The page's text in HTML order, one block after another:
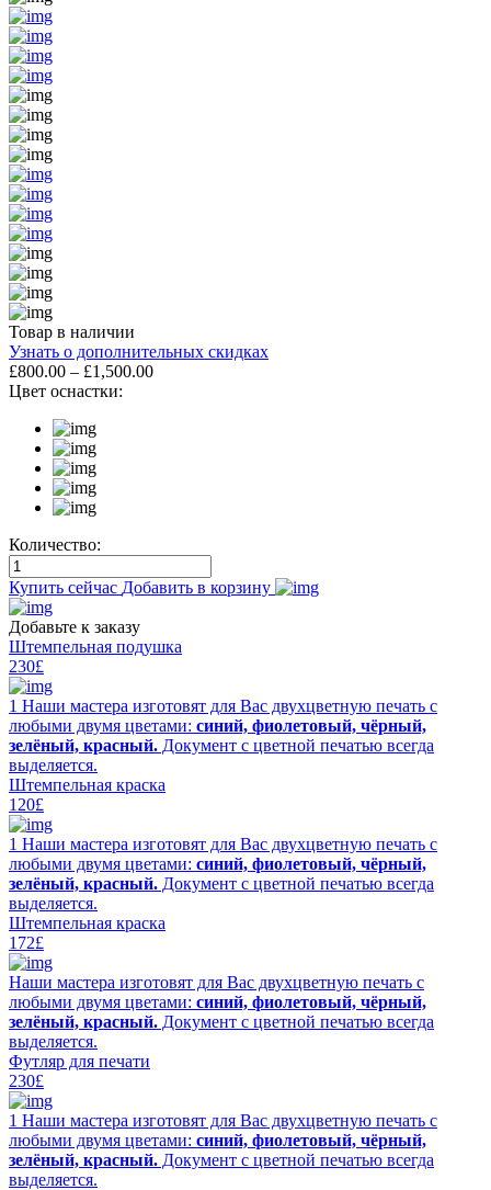
Товар в наличии
Узнать о дополнительных скидках
£800.00 – £1,500.00
Цвет оснастки:
Количество:
Купить сейчас Добавить в корзину
Добавьте к заказу
Штемпельная подушка
230£
1 Наши мастера изготовят для Вас двухцветную печать с
любыми двумя цветами: синий, фиолетовый, чёрный,
зелёный, красный. Документ с цветной печатью всегда
выделяется.
Штемпельная краска
120£
1 Наши мастера изготовят для Вас двухцветную печать с
любыми двумя цветами: синий, фиолетовый, чёрный,
зелёный, красный. Документ с цветной печатью всегда
выделяется.
Штемпельная краска
172£
Наши мастера изготовят для Вас двухцветную печать с
любыми двумя цветами: синий, фиолетовый, чёрный,
зелёный, красный. Документ с цветной печатью всегда
выделяется.
Футляр для печати
230£
1 Наши мастера изготовят для Вас двухцветную печать с
любыми двумя цветами: синий, фиолетовый, чёрный,
зелёный, красный. Документ с цветной печатью всегда
выделяется.